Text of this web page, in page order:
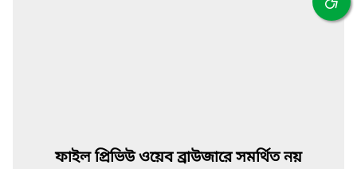
ফাইল প্রিভিউ ওয়েব ব্রাউজারে সমর্থিত নয়